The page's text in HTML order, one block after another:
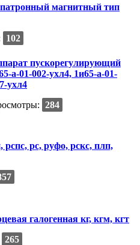
магнитный тип
102
пускорегулирующий
а-01-002-ухл4, 1и65-а-01-
ухл4
284
рспс, рс, руфо, рскс, плп,
галогенная кг, кгм, кгт
265